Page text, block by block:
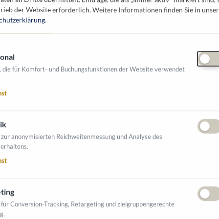
in den Bereichen Bau und Mining, Agrar
vom Vertrieb und Service von Bauma-
bis hin zum Engineering und
weltweit in 29 Ländern mit über 12.000
hat Zeppelin einen Umsatz von 3,8
Akquisition stieg der
Die Geschäftstätigkeit ist in vier
Industry & Mining, Rental, Power
ist die Zeppelin GmbH mit juristischem
bei München. Gesellschafter sind die
GmbH. Als Stiftungsunternehmen
Verantwortung.
.
der Website erforderlich. Weitere Informationen finden Sie in
.
die für Komfort- und Buchungsfunktionen der Website verwendet
anonymisierten Reichweitenmessung und Analyse des
Conversion-Tracking, Retargeting und zielgruppengerechte